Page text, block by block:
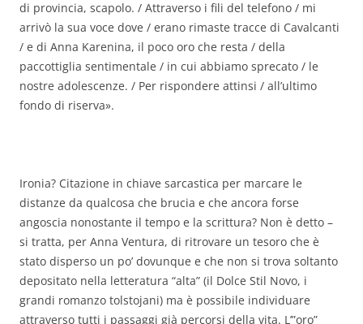
di provincia, scapolo. / Attraverso i fili del telefono / mi
arrivò la sua voce dove / erano rimaste tracce di Cavalcanti
/ e di Anna Karenina, il poco oro che resta / della
paccottiglia sentimentale / in cui abbiamo sprecato / le
nostre adolescenze. / Per rispondere attinsi / all’ultimo
fondo di riserva».
Ironia? Citazione in chiave sarcastica per marcare le
distanze da qualcosa che brucia e che ancora forse
angoscia nonostante il tempo e la scrittura? Non è detto –
si tratta, per Anna Ventura, di ritrovare un tesoro che è
stato disperso un po’ dovunque e che non si trova soltanto
depositato nella letteratura “alta” (il Dolce Stil Novo, i
grandi romanzo tolstojani) ma è possibile individuare
attraverso tutti i passaggi già percorsi della vita. L’”oro”